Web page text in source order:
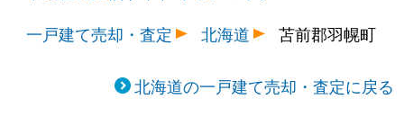
一戸建て売却・査定
北海道 苫前郡羽幌町
北海道の一戸建て売却・査定に戻る